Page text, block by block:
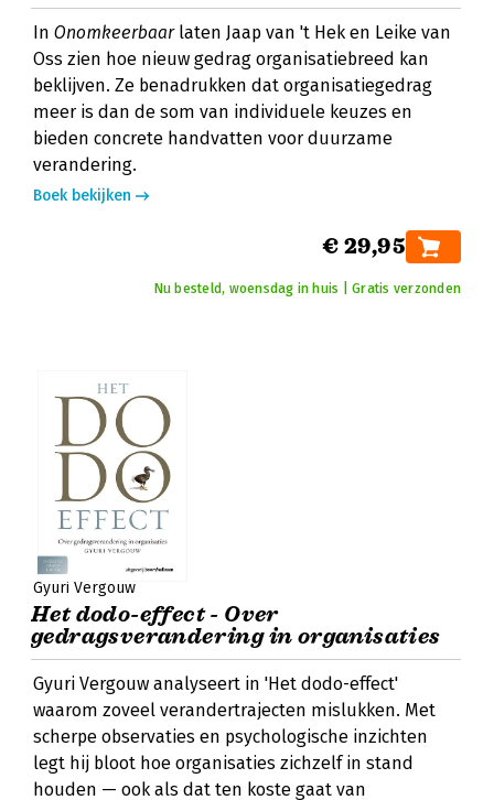
In Onomkeerbaarlaten Jaap van 't Hek en Leike van
Oss zien hoe nieuw gedrag organisatiebreed kan
beklijven. Ze benadrukken dat organisatiegedrag
meer is dan de som van individuele keuzes en
bieden concrete handvatten voor duurzame
verandering.
Boek bekijken
€ 29,95
Nu besteld, woensdag in huis | Gratis verzonden
Gyuri Vergouw
Het dodo-effect - Over
gedragsverandering in organisaties
Gyuri Vergouw analyseert in 'Het dodo-effect'
waarom zoveel verandertrajecten mislukken. Met
scherpe observaties en psychologische inzichten
legt hij bloot hoe organisaties zichzelf in stand
houden — ook als dat ten koste gaat van